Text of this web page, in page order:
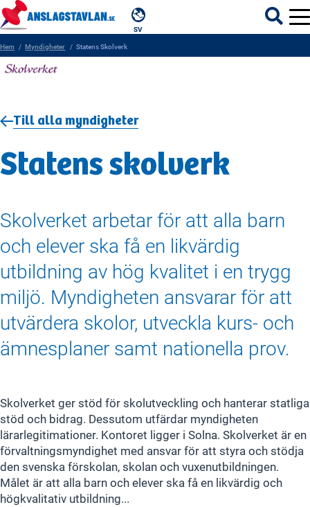
SV
MYNDIGHETER
REGIONER
KOMMUNER
Hem Myndigheter Statens Skolverk
Till alla myndigheter
Statens skolverk
Skolverket arbetar för att alla barn
och elever ska få en likvärdig
utbildning av hög kvalitet i en trygg
miljö. Myndigheten ansvarar för att
utvärdera skolor, utveckla kurs- och
ämnesplaner samt nationella prov.
Skolverket ger stöd för skolutveckling och hanterar statliga
stöd och bidrag. Dessutom utfärdar myndigheten
lärarlegitimationer. Kontoret ligger i Solna. Skolverket är en
förvaltningsmyndighet med ansvar för att styra och stödja
den svenska förskolan, skolan och vuxenutbildningen.
Målet är att alla barn och elever ska få en likvärdig och
högkvalitativ utbildning...